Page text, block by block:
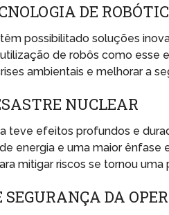
DE
possibilitado soluções
de robôs como esse
ambientais e melhorar a
NUCLEAR
teve efeitos profundos e
energia e uma maior ênfase
mitigar riscos se tornou uma
SEGURANÇA DA